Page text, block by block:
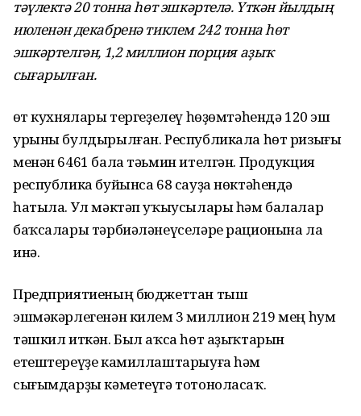
тәүлектә 20 тонна һөт эшкәртелә. Үткән йылдың
июленән декабренә тиклем 242 тонна һөт
эшкәртелгән, 1,2 миллион порция аҙыҡ
сығарылған.
Һөт кухнялары тергеҙелеү һөҙөмтәһендә 120 эш
урыны булдырылған. Республикала һөт ризығы
менән 6461 бала тәьмин ителгән. Продукция
республика буйынса 68 сауҙа нөктәһендә
һатыла. Ул мәктәп уҡыусылары һәм балалар
баҡсалары тәрбиәләнеүселәре рационына ла
инә.
Предприятиеның бюджеттан тыш
эшмәкәрлегенән килем 3 миллион 219 мең һум
тәшкил иткән. Был аҡса һөт аҙыҡтарын
етештереүҙе камиллаштарыуға һәм
сығымдарҙы кәметеүгә тотоноласаҡ.